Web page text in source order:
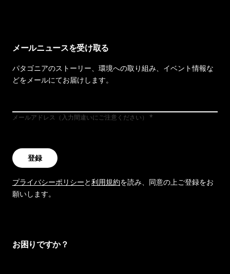
メールニュースを受け取る
パタゴニアのストーリー、環境への取り組み、イベント情報な
どをメールにてお届けします。
メールアドレス（入力間違いにご注意ください）
登録
プライバシーポリシーと利用規約を読み、同意の上ご登録をお
願いします。
お困りですか？